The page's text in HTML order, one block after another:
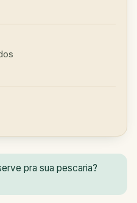
pra sua pescaria?